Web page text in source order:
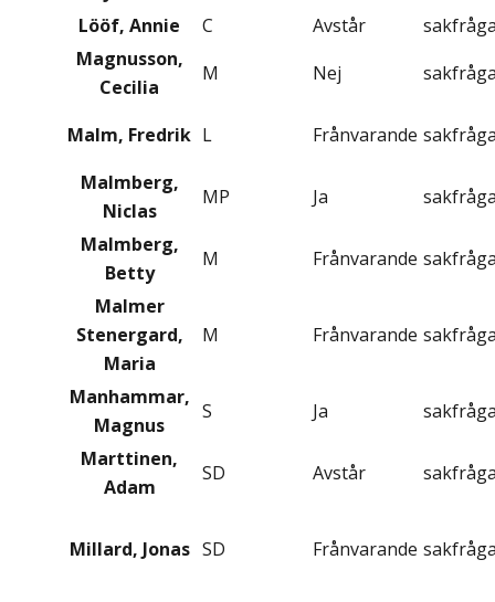
Lööf, Annie
C Avstår
Magnusson,
Cecilia
M Nej
Malm, Fredrik L Frånvarande
Malmberg,
Niclas
MP Ja
Malmberg,
Betty
M Frånvarande
Malmer
Stenergard,
Maria
M Frånvarande
Manhammar,
Magnus
S Ja
Marttinen,
Adam
SD Avstår
Millard, Jonas SD Frånvarande